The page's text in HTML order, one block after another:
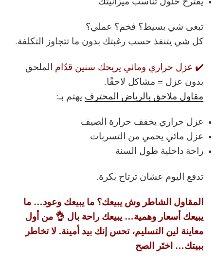
تبغى شي بسيط؟ فخم؟ عملي؟
كل شي يتنفذ حسب رغبتك بدون ما تتجاوز التكلفة.
✔️ عزل حراري ومائي يريحك سنين قدّام الملحق
بدون عزل = مشاكل لاحقًا.
مقاول ملاحق بالرياض المحترف يهتم بـ:
عزل حراري يخفف حرارة الصيف
عزل مائي يحمي من التسربات
راحة داخلية طول السنة
تدفع اليوم عشان ترتاح بكرة.
المقاول الشاطر وش يبيعك؟ ما يبيعك وعود… ما
يبيعك أسعار وهمية… يبيعك راحة بال 👌 من أول
معاينة لين التسليم، تحس إنك بيد أمينة. لا تخاطر
ببيتك… اختَر الصح